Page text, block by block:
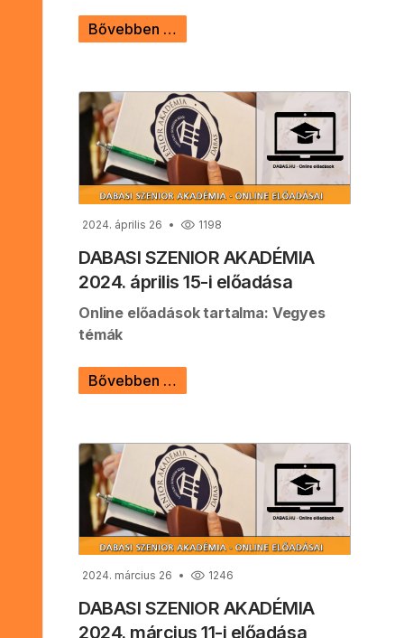
Bővebben …
2024. április 26 1198
DABASI SZENIOR AKADÉMIA
2024. április 15-i előadása
Online előadások tartalma: Vegyes
témák
Bővebben …
2024. március 26 1246
DABASI SZENIOR AKADÉMIA
2024. március 11-i előadása